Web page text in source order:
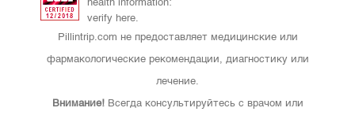
health information:
verify here.
Pillintrip.com не предоставляет медицинские или
фармакологические рекомендации, диагностику или
лечение.
Внимание!Всегда консультируйтесь с врачом или